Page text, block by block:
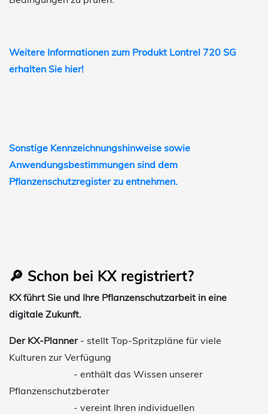
Weitere Informationen zum Produkt Lontrel 720 SG
erhalten Sie hier!
Sonstige Kennzeichnungshinweise sowie
Anwendungsbestimmungen sind dem
Pflanzenschutzregister zu entnehmen.
🔎 Schon bei KX registriert?
KX führt Sie und Ihre Pflanzenschutzarbeit in eine
digitale Zukunft.
Der KX-Planner- stellt Top-Spritzpläne für viele
Kulturen zur Verfügung
- enthält das Wissen unserer
Pflanzenschutzberater
- vereint Ihren individuellen